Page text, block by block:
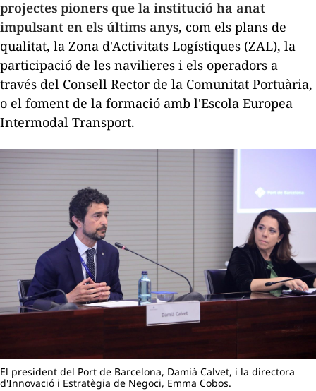
projectes pioners que la institució ha anat
impulsant en els últims anys, com els plans de
qualitat, la Zona d'Activitats Logístiques (ZAL), la
participació de les navilieres i els operadors a
través del Consell Rector de la Comunitat Portuària,
o el foment de la formació amb l'Escola Europea
Intermodal Transport.
El president del Port de Barcelona, Damià Calvet, i la directora
d'Innovació i Estratègia de Negoci, Emma Cobos.